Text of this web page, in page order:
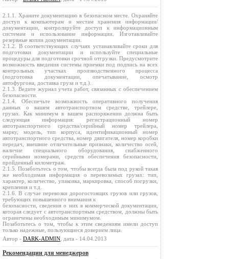
2.1.1. Храните документацию в безопасном месте. Охраняйте
доступ к компьютерам и местам хранения информации/
документации, контролируйте доступ к информационным
системам и использование информации. Изготавливайте
резервные копии документации.
2.1.2. В соответствующих случаях устанавливайте сроки для
подготовки документации и используйте специальные
процедуры для подготовки срочной отгрузки. Предусмотрите
возможность введения системы приемки под подпись на всех
контрольных участках производственного процесса
(подготовка документации, опечатывание, осмотр
автофургона, доставка груза и т.д.).
2.1.3. Ведите журнал учета работ, связанных с обеспечением
безопасности.
2.1.4. Обеспечьте возможность оперативного получения
данных о вашем автотранспортном средстве, трейлере,
грузах. Как минимум в вашем распоряжении должна быть
следующая информация: регистрационный номер
автотранспортного средства/серийный номер трейлера,
марку, модель, тип корпуса, идентификационный номер
автотранспортного средства, номер двигателя, номер коробки
передач, внешние отличительные признаки, количество осей,
наличие специального оборудования, снабженного
серийными номерами, средств обеспечения безопасности,
пройденный километраж.
2.1.5. Позаботьтесь о том, чтобы всегда была под рукой такая
же необходимая информация о перевозимых грузах: тип,
характер, количество, упаковка, маркировка, способ погрузки,
крепления и т.д.
2.1.6. В случае перевозки дорогостоящих грузов или грузов,
требующих повышенного внимания к
безопасности, сведения о них в коммерческой документации,
которая следует с автотранспортным средством, должны быть
ограничены необходимым минимумом.
Позаботьтесь о том, чтобы к этим сведениям имели доступ
только надежные, пользующиеся доверием лица.
Автор - DARK-ADMIN , дата - 14.04.2013
Рекомендации для менеджеров